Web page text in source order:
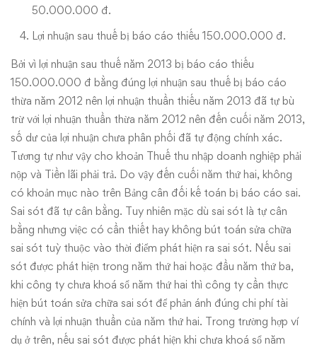
50.000.000 đ.
Lợi nhuận sau thuế bị báo cáo thiếu 150.000.000 đ.
Bởi vì lợi nhuận sau thuế năm 2013 bị báo cáo thiếu
150.000.000 đ bằng đúng lợi nhuận sau thuế bị báo cáo
thừa năm 2012 nên lợi nhuận thuần thiếu năm 2013 đã tự bù
trừ với lợi nhuận thuần thừa năm 2012 nên đến cuối năm 2013,
số dư của lợi nhuận chưa phân phối đã tự động chính xác.
Tương tự như vậy cho khoản Thuế thu nhập doanh nghiệp phải
nộp và Tiền lãi phải trả. Do vậy đến cuối năm thứ hai, không
có khoản mục nào trên Bảng cân đối kế toán bị báo cáo sai.
Sai sót đã tự cân bằng. Tuy nhiên mặc dù sai sót là tự cân
bằng nhưng việc có cần thiết hay không bút toán sửa chữa
sai sót tuỳ thuộc vào thời điểm phát hiện ra sai sót. Nếu sai
sót được phát hiện trong năm thứ hai hoặc đầu năm thứ ba,
khi công ty chưa khoá sổ năm thứ hai thì công ty cần thực
hiện bút toán sửa chữa sai sót để phản ánh đúng chi phí tài
chính và lợi nhuận thuần của năm thứ hai. Trong trường hợp ví
dụ ở trên, nếu sai sót được phát hiện khi chưa khoá sổ năm